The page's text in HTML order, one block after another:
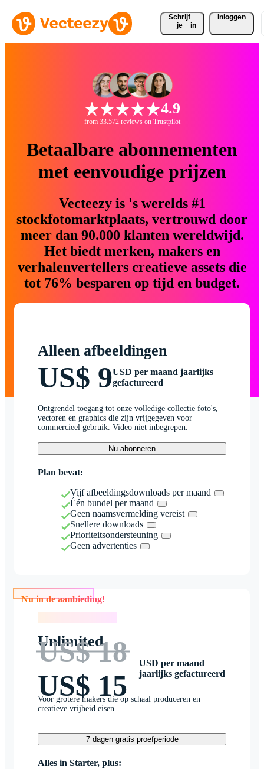
Schrijf
je
in
Inloggen
4.9
from 33.572 reviews on Trustpilot
Betaalbare abonnementen
met eenvoudige prijzen
Vecteezy is 's werelds #1
stockfotomarktplaats, vertrouwd door
meer dan 90.000 klanten wereldwijd.
Het biedt merken, makers en
verhalenvertellers creatieve assets die
tot 76% besparen op tijd en budget.
Alleen afbeeldingen
US$ 9USD per maand jaarlijks
gefactureerd
Ontgrendel toegang tot onze volledige collectie foto's,
vectoren en graphics die zijn vrijgegeven voor
commercieel gebruik. Video niet inbegrepen.
Nu abonneren
Plan bevat:
Vijf afbeeldingsdownloads per maand
Één bundel per maand
Geen naamsvermelding vereist
Snellere downloads
Prioriteitsondersteuning
Geen advertenties
Nu in de aanbieding!
Unlimited
US$ 18
US$ 15
USD per maand
jaarlijks gefactureerd
Voor grotere makers die op schaal produceren en
creatieve vrijheid eisen
7 dagen gratis proefperiode
Alles in Starter, plus: